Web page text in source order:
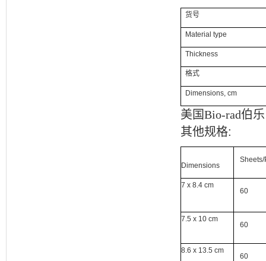
货号
Material type
Thickness
格式
Dimensions, cm
美国Bio-rad伯
其他规格:
Dimensions
7 x 8.4 cm
60
7.5 x 10 cm
60
8.6 x 13.5 cm
60